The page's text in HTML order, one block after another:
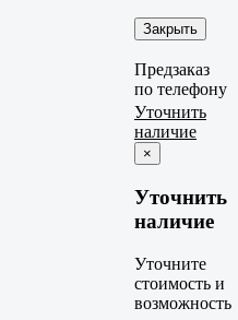
Закрыть
Предзаказ
по телефону
Уточнить
наличие
×
Уточнить
наличие
Уточните
стоимость и
возможность